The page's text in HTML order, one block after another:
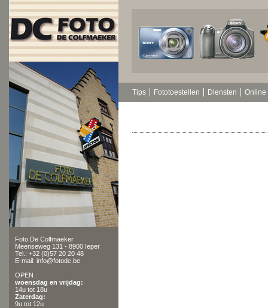
Foto De Colfmaeker
Meenseweg 131 - 8900 Ieper
Tel.: +32 (0)57 20 20 48
E-mail: info@fotodc.be
OPEN :
woensdag en vrijdag:
14u tot 18u
Zaterdag:
9u tot 12u
Tips Fototoestellen Diensten Online